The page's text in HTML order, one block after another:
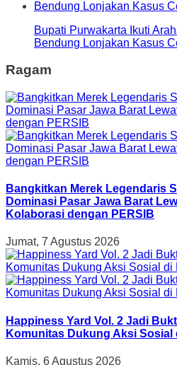
Bupati Purwakarta Ikuti
Bendung Lonjakan Kasus
Ragam
Bangkitkan Merek Legendaris
Dominasi Pasar Jawa Barat
Kolaborasi dengan PERSIB
Jumat, 7 Agustus 2026
Happiness Yard Vol. 2 Jadi
Komunitas Dukung Aksi Sosial
Kamis, 6 Agustus 2026